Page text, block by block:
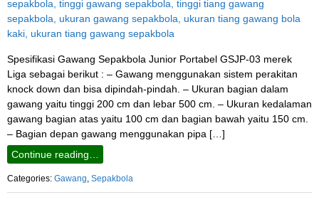
Spesifikasi Gawang Sepakbola Junior Portabel GSJP-03 merek
Liga sebagai berikut : – Gawang menggunakan sistem perakitan
knock down dan bisa dipindah-pindah. – Ukuran bagian dalam
gawang yaitu tinggi 200 cm dan lebar 500 cm. – Ukuran kedalaman
gawang bagian atas yaitu 100 cm dan bagian bawah yaitu 150 cm.
– Bagian depan gawang menggunakan pipa […]
Continue reading…
Categories: Gawang Sepakbola